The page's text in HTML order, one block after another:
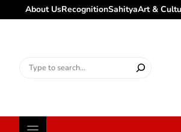
About UsRecognitionSahityaArt &
Search